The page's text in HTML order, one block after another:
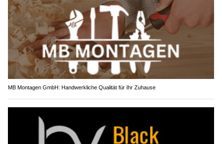
MB Montagen GmbH: Handwerkliche Qualität für Ihr Zuhause